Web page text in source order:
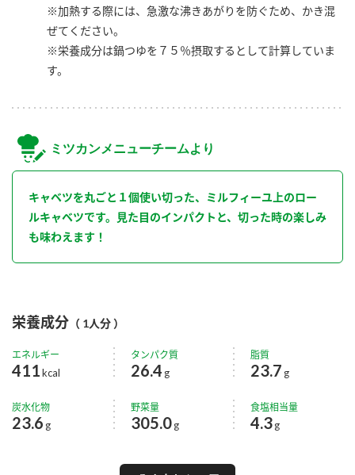
※加熱する際には、急激な沸きあがりを防ぐため、かき混
ぜてください。
※栄養成分は鍋つゆを７５％摂取するとして計算していま
す。
ミツカンメニューチームより
キャベツを丸ごと１個使い切った、ミルフィーユ上のロー
ルキャベツです。見た目のインパクトと、切った時の楽しみ
も味わえます！
栄養成分 （ 1人分 ）
エネルギー
411kcal
タンパク質
26.4 g
脂質
23.7 g
炭水化物
23.6 g
野菜量
305.0g
食塩相当量
4.3 g